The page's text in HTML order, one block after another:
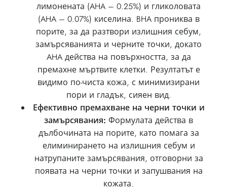
лимонената (AHA – 0.25%) и гликоловата
(AHA – 0.07%) киселина. BHA прониква в
порите, за да разтвори излишния себум,
замърсяванията и черните точки, докато
AHA действа на повърхността, за да
премахне мъртвите клетки. Резултатът е
видимо по-чиста кожа, с минимизирани
пори и гладък, сияен вид.
Ефективно премахване на черни точки и
замърсявания: Формулата действа в
дълбочината на порите, като помага за
елиминирането на излишния себум и
натрупаните замърсявания, отговорни за
появата на черни точки и запушвания на
кожата.